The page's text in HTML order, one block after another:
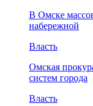
В Омске
набережной
Власть
Омская
систем города
Власть